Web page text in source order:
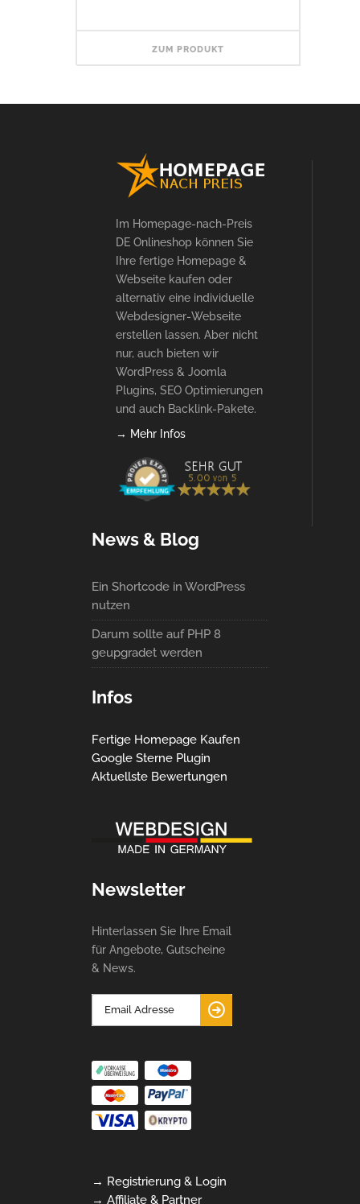
ZUM PRODUKT
Im Homepage-nach-Preis
DE Onlineshop können Sie
Ihre fertige Homepage &
Webseite kaufen oder
alternativ eine individuelle
Webdesigner-Webseite
erstellen lassen. Aber nicht
nur, auch bieten wir
WordPress & Joomla
Plugins, SEO Optimierungen
und auch Backlink-Pakete.
→ Mehr Infos
News & Blog
Ein Shortcode in WordPress
nutzen
Darum sollte auf PHP 8
geupgradet werden
Infos
Fertige Homepage Kaufen
Google Sterne Plugin
Aktuellste Bewertungen
Newsletter
Hinterlassen Sie Ihre Email
für Angebote, Gutscheine
& News.
→ Registrierung & Login
→ Affiliate & Partner